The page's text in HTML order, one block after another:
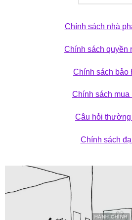
Chính sách nhà
Chính sách quyền
Chính sách bảo
Chính sách mua
Câu hỏi
Chính sách
HÀNH CHÍNH